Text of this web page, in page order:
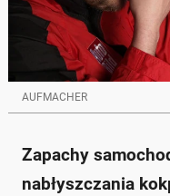
AUFMACHER
Zapachy
nabłyszczania